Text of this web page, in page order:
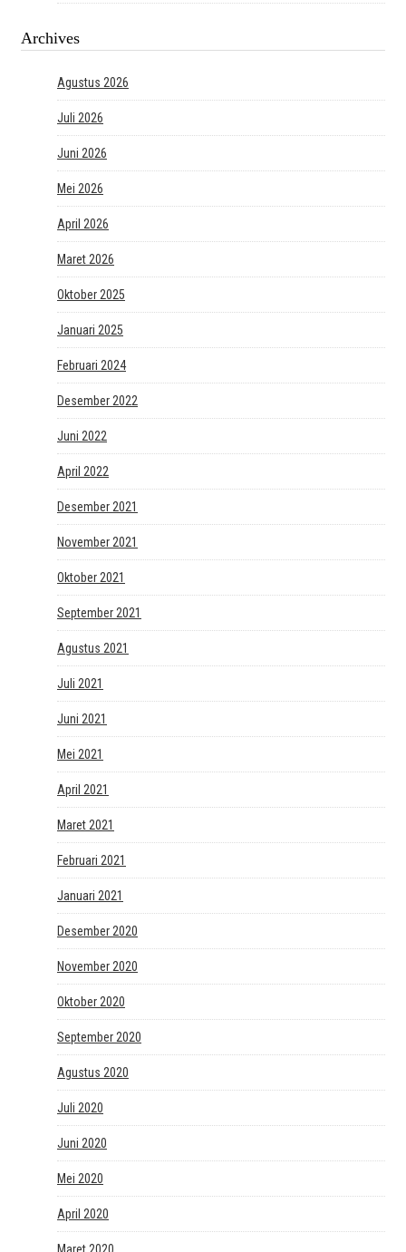
Archives
Agustus 2026
Juli 2026
Juni 2026
Mei 2026
April 2026
Maret 2026
Oktober 2025
Januari 2025
Februari 2024
Desember 2022
Juni 2022
April 2022
Desember 2021
November 2021
Oktober 2021
September 2021
Agustus 2021
Juli 2021
Juni 2021
Mei 2021
April 2021
Maret 2021
Februari 2021
Januari 2021
Desember 2020
November 2020
Oktober 2020
September 2020
Agustus 2020
Juli 2020
Juni 2020
Mei 2020
April 2020
Maret 2020